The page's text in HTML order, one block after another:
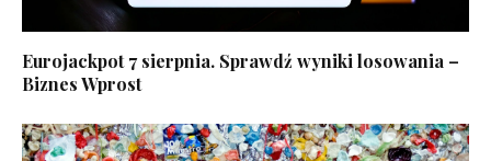
Eurojackpot 7 sierpnia. Sprawdź wyniki losowania –
Biznes Wprost